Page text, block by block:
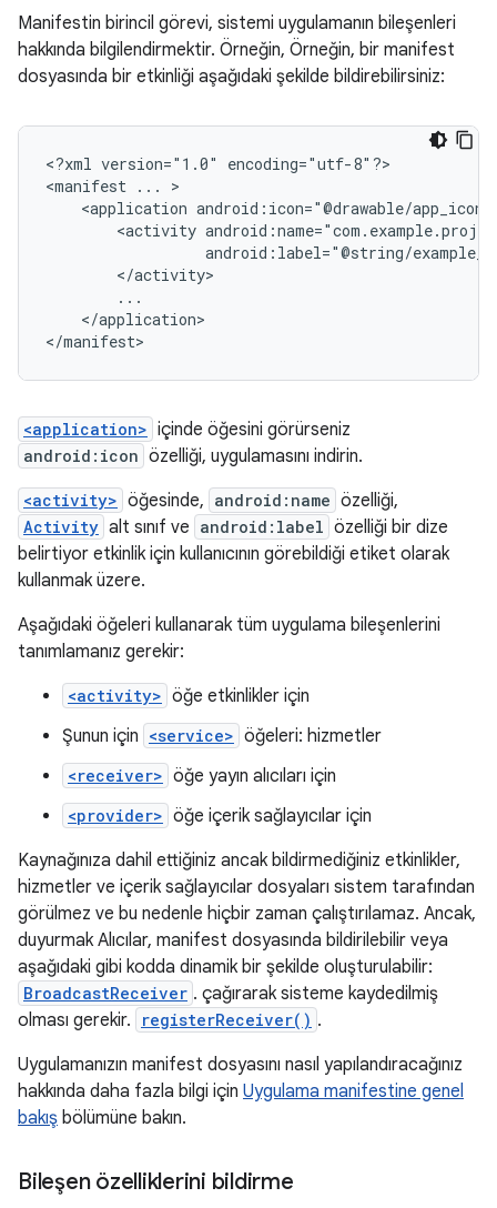
Manifestin birincil görevi, sistemi uygulamanın bileşenleri
hakkında bilgilendirmektir. Örneğin, Örneğin, bir manifest
dosyasında bir etkinliği aşağıdaki şekilde bildirebilirsiniz:
<?xml version="1.0"
encoding="utf-8"?>
<manifest ...
<application android:icon="@drawable/
<activity
android:label="@string/
</application>
</manifest>
<application> içinde öğesini görürseniz
android:icon özelliği, uygulamasını indirin.
<activity> öğesinde, android:name özelliği,
Activity alt sınıf ve android:label özelliği bir dize
belirtiyor etkinlik için kullanıcının görebildiği etiket olarak
kullanmak üzere.
Aşağıdaki öğeleri kullanarak tüm uygulama bileşenlerini
tanımlamanız gerekir:
<activity> öğe etkinlikler için
Şunun için <service> öğeleri: hizmetler
<receiver> öğe yayın alıcıları için
<provider> öğe içerik sağlayıcılar için
Kaynağınıza dahil ettiğiniz ancak bildirmediğiniz etkinlikler,
hizmetler ve içerik sağlayıcılar dosyaları sistem tarafından
görülmez ve bu nedenle hiçbir zaman çalıştırılamaz. Ancak,
duyurmak Alıcılar, manifest dosyasında bildirilebilir veya
aşağıdaki gibi kodda dinamik bir şekilde oluşturulabilir:
BroadcastReceiver . çağırarak sisteme kaydedilmiş
olması gerekir.
registerReceiver() .
Uygulamanızın manifest dosyasını nasıl yapılandıracağınız
hakkında daha fazla bilgi için Uygulama manifestine genel
bakış bölümüne bakın.
Bileşen özelliklerini bildirme